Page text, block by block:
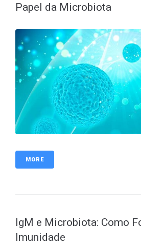
Papel da Microbiota
MORE
IgM e Microbiota: Como
Imunidade